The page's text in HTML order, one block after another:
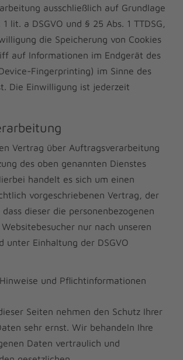
ausschließlich auf Grundlage
lit. a DSGVO und § 25 Abs. 1 TTDSG,
die Speicherung von Cookies
auf Informationen im Endgerät des
Fingerprinting) im Sinne des
Die Einwilligung ist jederzeit
Vertrag über Auftragsverarbeitung
des oben genannten Dienstes
handelt es sich um einen
vorgeschriebenen Vertrag, der
dieser die personenbezogenen
nur nach unseren
unter Einhaltung der DSGVO
und Pflicht­informationen
Seiten nehmen den Schutz Ihrer
sehr ernst. Wir behandeln Ihre
Daten vertraulich und